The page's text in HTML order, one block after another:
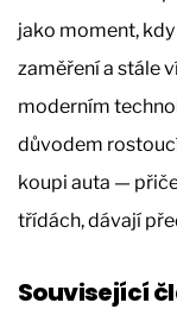
jako moment,
zaměření a stále
moderním
důvodem
koupi auta —
třídách, dávají
Související